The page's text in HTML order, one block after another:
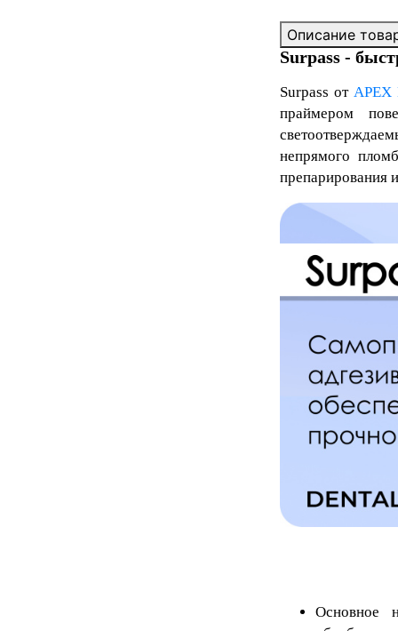
Описание
Surpass -
Surpass от APEX
праймером
непрямого
препарирования
Основное